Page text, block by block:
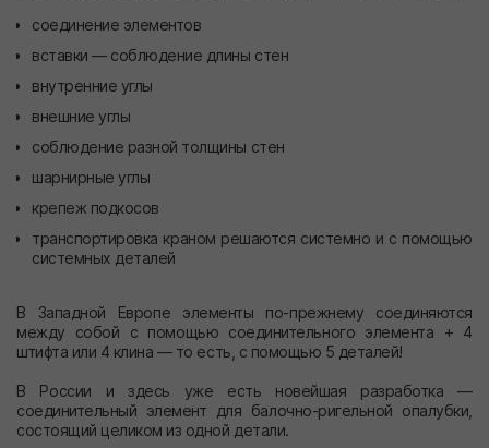
соединение элементов
вставки — соблюдение длины стен
внутренние углы
внешние углы
соблюдение разной толщины стен
шарнирные углы
крепеж подкосов
транспортировка краном решаются системно и с помощью
системных деталей
В Западной Европе элементы по-прежнему соединяются
между собой с помощью соединительного элемента + 4
штифта или 4 клина — то есть, с помощью 5 деталей!
В России и здесь уже есть новейшая разработка —
соединительный элемент для балочно-ригельной опалубки,
состоящий целиком из одной детали.